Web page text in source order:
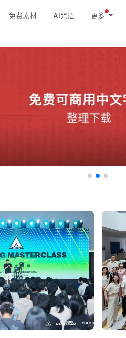
免费素材 AI咒语
更多
创建未来: 安藤忠雄专访